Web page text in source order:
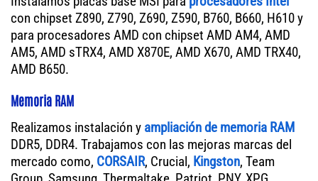
con chipset Z890, Z790, Z690, Z590, B760, B660, H610 y
para procesadores AMD con chipset AMD AM4, AMD
AM5, AMD sTRX4, AMD X870E, AMD X670, AMD TRX40,
AMD B650.
Memoria RAM
Realizamos instalación y ampliación de memoria RAM
DDR5, DDR4. Trabajamos con las mejoras marcas del
mercado como, CORSAIR, Crucial, Kingston, Team